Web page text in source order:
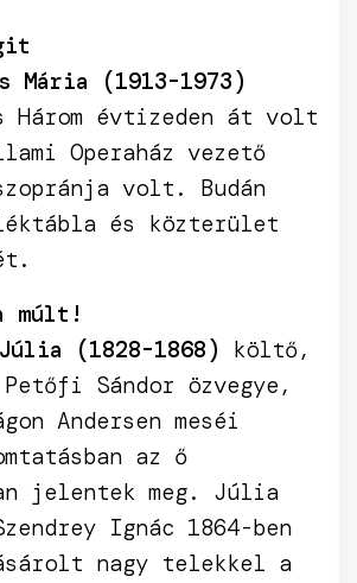
Mária (1913-1973)
Három évtizeden át volt
Operaház vezető
volt. Budán
és közterület
múlt!
(1828-1868) költő,
Sándor özvegye,
Andersen meséi
az ő
jelentek meg. Júlia
Ignác 1864-ben
nagy telekkel a